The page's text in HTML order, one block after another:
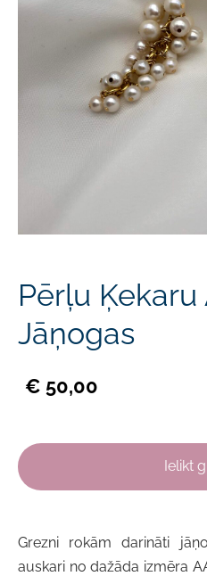
Pērļu Ķekaru
Jāņogas
€ 50,00
Ielikt
Grezni rokām darināti j
auskari no dažāda izmēra